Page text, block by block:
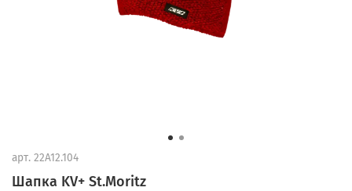
арт. 22A12.104
Шапка KV+ St.Moritz